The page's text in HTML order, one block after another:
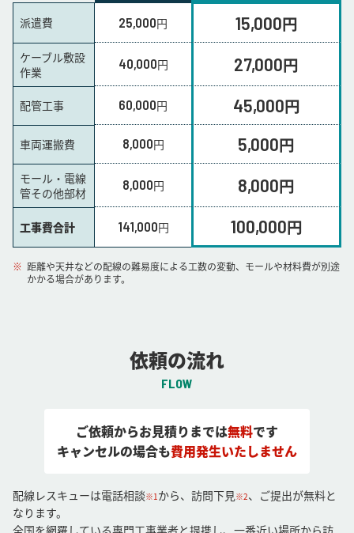
派遣費 25,000円 15,000円
ケーブル敷設
作業
40,000円 27,000円
配管工事 60,000円 45,000円
車両運搬費 8,000円 5,000円
モール・電線
管その他部材
8,000円 8,000円
工事費合計 141,000円 100,000円
距離や天井などの配線の難易度による工数の変動、モールや材料費が別途
かかる場合があります。
依頼の流れ
FLOW
ご依頼からお見積りまでは無料です
キャンセルの場合も費用発生いたしません
配線レスキューは電話相談※1から、訪問下見※2、ご提出が無料と
なります。